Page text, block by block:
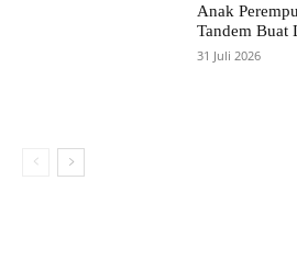
Anak
Tandem Buat
31 Juli 2026